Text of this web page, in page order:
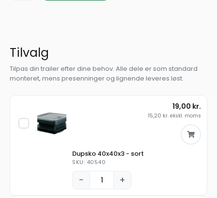
Tilvalg
Tilpas din trailer efter dine behov. Alle dele er som standard
monteret, mens presenninger og lignende leveres løst.
Dupsko 40x40x3 - sort
SKU: 40540
− +
19,00 kr.
15,20 kr. ekskl. moms